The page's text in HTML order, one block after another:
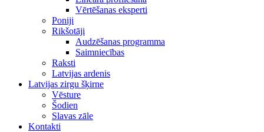
Vērtēšanas eksperti
Poniji
Rikšotāji
Audzēšanas programma
Saimniecības
Raksti
Latvijas ardenis
Latvijas zirgu šķirne
Vēsture
Šodien
Slavas zāle
Kontakti